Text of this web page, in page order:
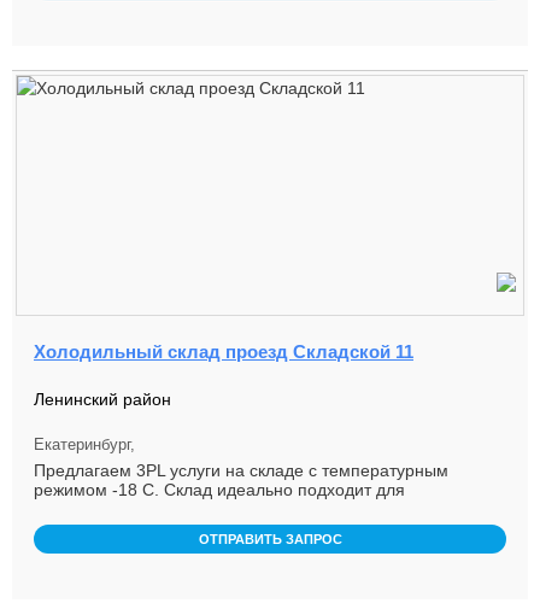
Холодильный склад проезд Складской 11
Ленинский район
Екатеринбург,
Предлагаем 3PL услуги на складе с температурным
режимом -18 С. Склад идеально подходит для
ОТПРАВИТЬ ЗАПРОС